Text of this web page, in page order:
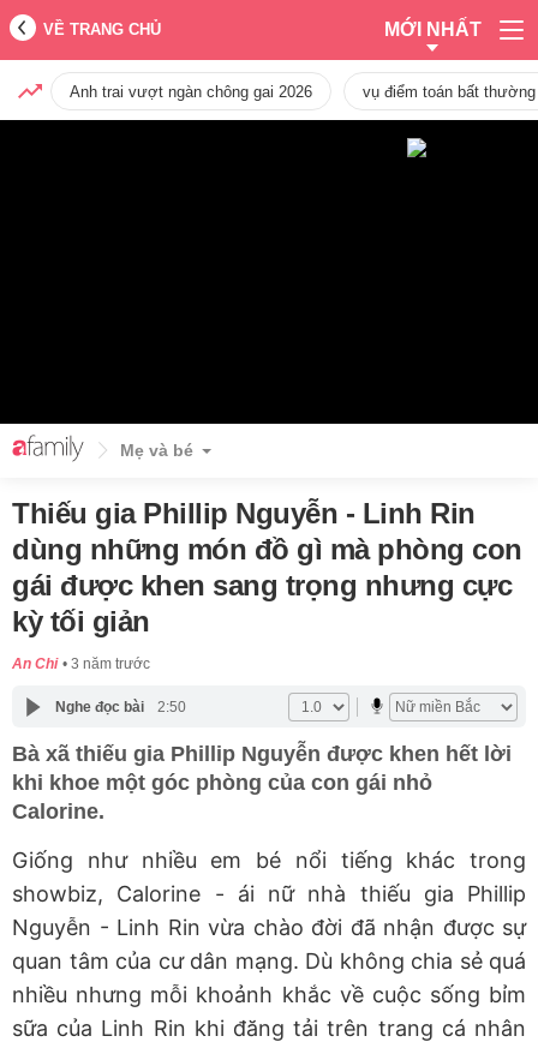
VỀ TRANG CHỦ MỚI NHẤT
Anh trai vượt ngàn chông gai 2026 vụ điểm toán bất
Mẹ và bé
Thiếu gia Phillip Nguyễn - Linh Rin
dùng những món đồ gì mà phòng con
gái được khen sang trọng nhưng cực
kỳ tối giản
An Chi 3 năm trước
Nghe đọc bài 2:50
Bà xã thiếu gia Phillip Nguyễn được khen hết lời
khi khoe một góc phòng của con gái nhỏ
Calorine.
Giống như nhiều em bé nổi tiếng khác trong
showbiz, Calorine - ái nữ nhà thiếu gia Phillip
Nguyễn - Linh Rin vừa chào đời đã nhận được sự
quan tâm của cư dân mạng. Dù không chia sẻ quá
nhiều nhưng mỗi khoảnh khắc về cuộc sống bỉm
sữa của Linh Rin khi đăng tải trên trang cá nhân